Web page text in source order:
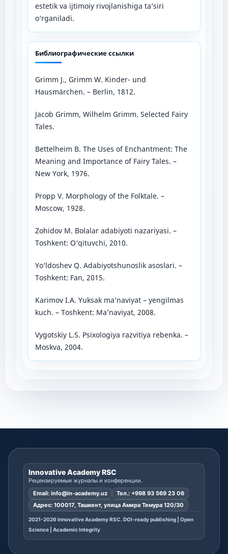
estetik va ijtimoiy rivojlanishiga ta’siri
o‘rganiladi.
Библиографические ссылки
Grimm J., Grimm W. Kinder- und
Hausmärchen. – Berlin, 1812.
Jacob Grimm, Wilhelm Grimm. Selected Fairy
Tales.
Bettelheim B. The Uses of Enchantment: The
Meaning and Importance of Fairy Tales. –
New York, 1976.
Propp V. Morphology of the Folktale. –
Moscow, 1928.
Zohidov M. Bolalar adabiyoti nazariyasi. –
Toshkent: O‘qituvchi, 2010.
Yo‘ldoshev Q. Adabiyotshunoslik asoslari. –
Toshkent: Fan, 2015.
Karimov I.A. Yuksak ma’naviyat – yengilmas
kuch. – Toshkent: Ma’naviyat, 2008.
Vygotskiy L.S. Psixologiya razvitiya rebenka. –
Moskva, 2004.
Innovative Academy RSC
Рецензируемые журналы и конференции.
Email: info@in-academy.uz Тел.: +998 93 569 23 06
Адрес: 100017, Ташкент, улица Амира Темура 120/30
2021-2026 Innovative Academy RSC. DOI-ready publishing | Open
Science | Academic Integrity